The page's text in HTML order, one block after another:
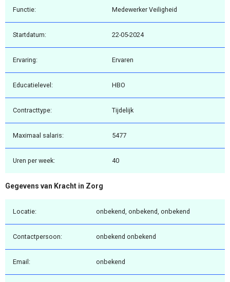
Functie: Medewerker Veiligheid
Startdatum: 22-05-2024
Ervaring: Ervaren
Educatielevel: HBO
Contracttype: Tijdelijk
Maximaal salaris: 5477
Uren per week: 40
Gegevens van Kracht in Zorg
Locatie: onbekend, onbekend, onbekend
Contactpersoon: onbekend onbekend
Email: onbekend